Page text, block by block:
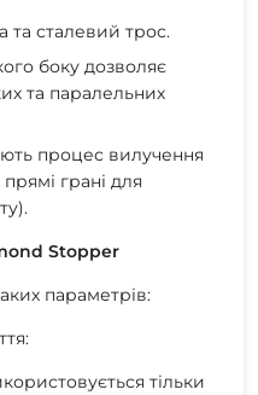
та сталевий трос.
боку дозволяє
та паралельних
процес вилучення
грані для
Stopper
параметрів:
тільки